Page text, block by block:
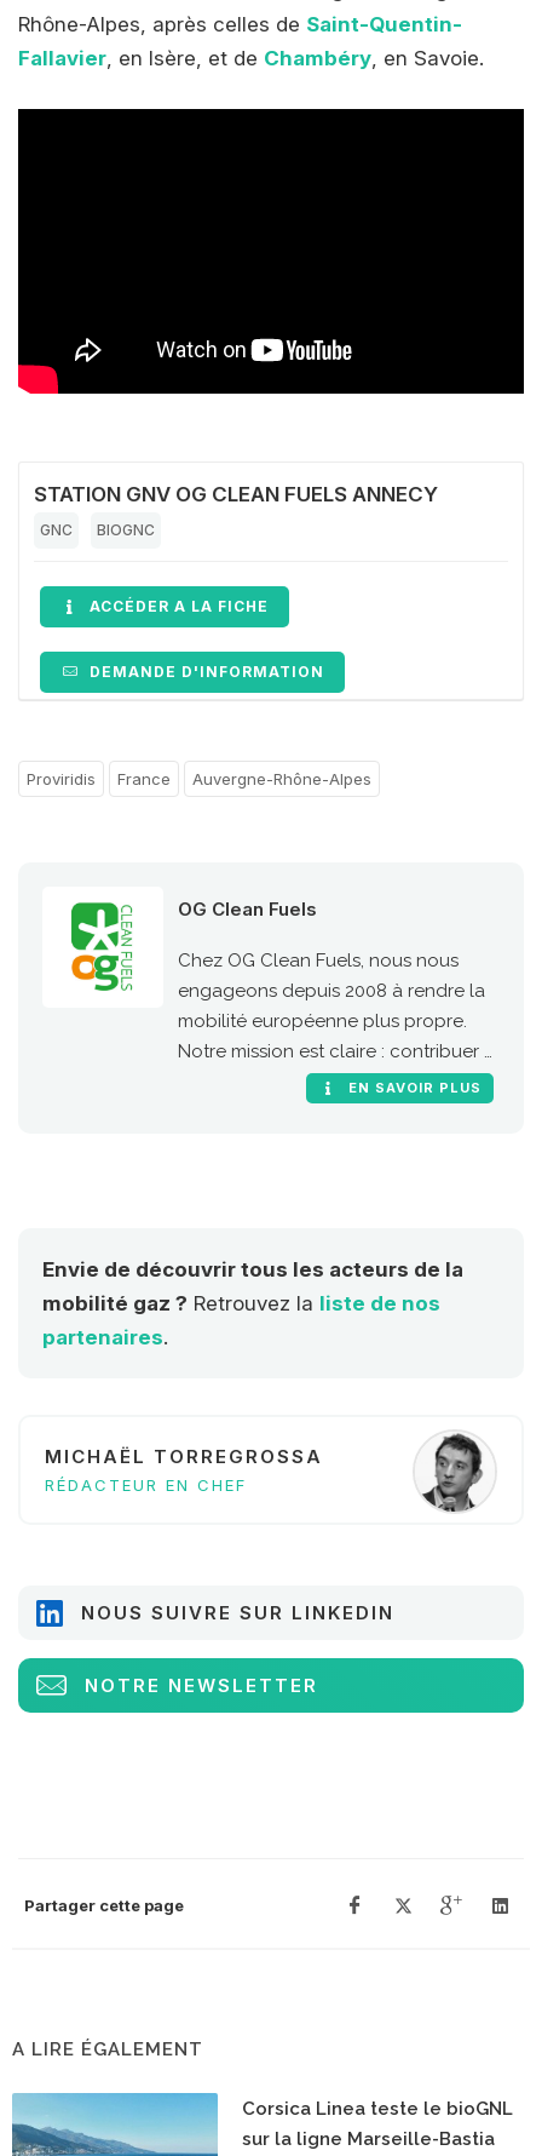
Rhône-Alpes, après celles de Saint-Quentin-
Fallavier, en Isère, et de Chambéry, en Savoie.
STATION GNV OG CLEAN FUELS ANNECY
GNC BIOGNC
ACCÉDER A LA FICHE
DEMANDE D'INFORMATION
Proviridis France Auvergne-Rhône-Alpes
OG Clean Fuels
Chez OG Clean Fuels, nous nous
engageons depuis 2008 à rendre la
mobilité européenne plus propre.
Notre mission est claire : contribuer à
une mobilité durable en Europe en
EN SAVOIR PLUS
Envie de découvrir tous les acteurs de la
mobilité gaz ? Retrouvez la liste de nos
partenaires.
MICHAËL TORREGROSSA
RÉDACTEUR EN CHEF
NOUS SUIVRE SUR LINKEDIN
NOTRE NEWSLETTER
Partager cette page
A LIRE ÉGALEMENT
Corsica Linea teste le bioGNL
sur la ligne Marseille-Bastia